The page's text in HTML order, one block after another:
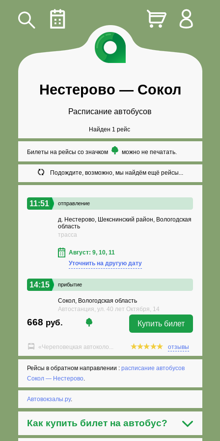
Нестерово — Сокол
Расписание автобусов
Найден 1 рейс
Билеты на рейсы со значком можно не печатать.
Подождите, возможно, мы найдём ещё рейсы...
11:51 отправление
д. Нестерово, Шекснинский район, Вологодская
область
трасса
Август: 9, 10, 11
Уточнить на другую дату
14:15 прибытие
Сокол, Вологодская область
Автостанция, ул. 40 лет Октября, 14
668 руб. Купить билет
«Череповецкая автоколо... отзывы
Рейсы в обратном направлении :расписание автобусов
Сокол — Нестерово
Автовокзалы.ру.
Как купить билет на автобус?